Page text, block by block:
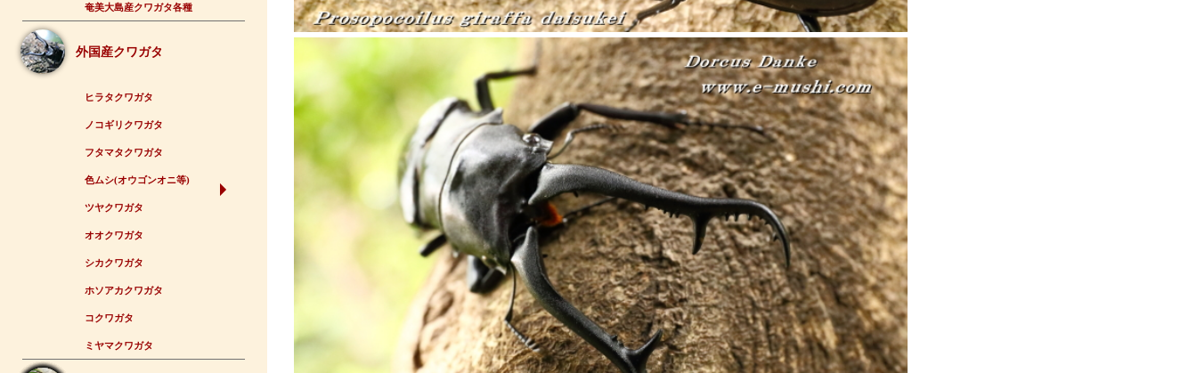
奄美大島産クワガタ各種
外国産クワガタ
ヒラタクワガタ
ノコギリクワガタ
フタマタクワガタ
色ムシ(オウゴンオニ等)
ツヤクワガタ
オオクワガタ
シカクワガタ
ホソアカクワガタ
コクワガタ
ミヤマクワガタ